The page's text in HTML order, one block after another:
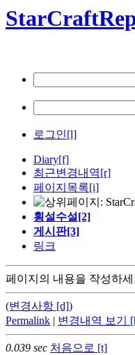
로그인[l]
Diary[f]
최근변경내역[r]
페이지목록[i]
횡설수설[2]
게시판[3]
링크
페이지의 내용을 작성하세
(변경사항 [d])
Permalink | 변경내역 보기
0.039 sec 처음으로 [t]